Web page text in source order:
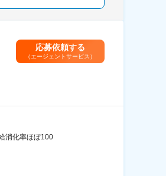
応募依頼する
（エージェントサービス）
消化率ほぼ100